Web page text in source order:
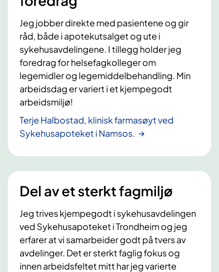
Jeg jobber direkte med pasientene og gir
råd, både i apotekutsalget og ute i
sykehusavdelingene. I tillegg holder jeg
foredrag for helsefagkolleger om
legemidler og legemiddelbehandling. Min
arbeidsdag er variert i et kjempegodt
arbeidsmiljø!
Terje Halbostad, klinisk farmasøyt ved
Sykehusapoteket i Namsos.
Del av et sterkt fagmiljø
Jeg trives kjempegodt i sykehusavdelingen
ved Sykehusapoteket i Trondheim og jeg
erfarer at vi samarbeider godt på tvers av
avdelinger. Det er sterkt faglig fokus og
innen arbeidsfeltet mitt har jeg varierte